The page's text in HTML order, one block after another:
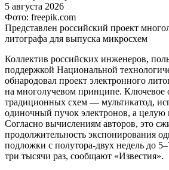
5 августа 2026
Фото: freepik.com
Представлен российский проект
литографа для выпуска микросхем
Коллектив российских инженеров,
поддержкой Национальной
обнародовал проект электронного
на многолучевом принципе. Ключевое
традиционных схем — мультикатод,
одиночный пучок электронов, а целую
Согласно вычислениям авторов, это
продолжительность экспонирования
подложки с полутора-двух недель до
три тысячи раз, сообщают «Известия».